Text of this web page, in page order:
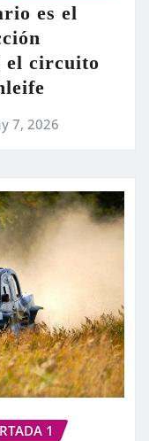
es el
el circuito
7, 2026
1